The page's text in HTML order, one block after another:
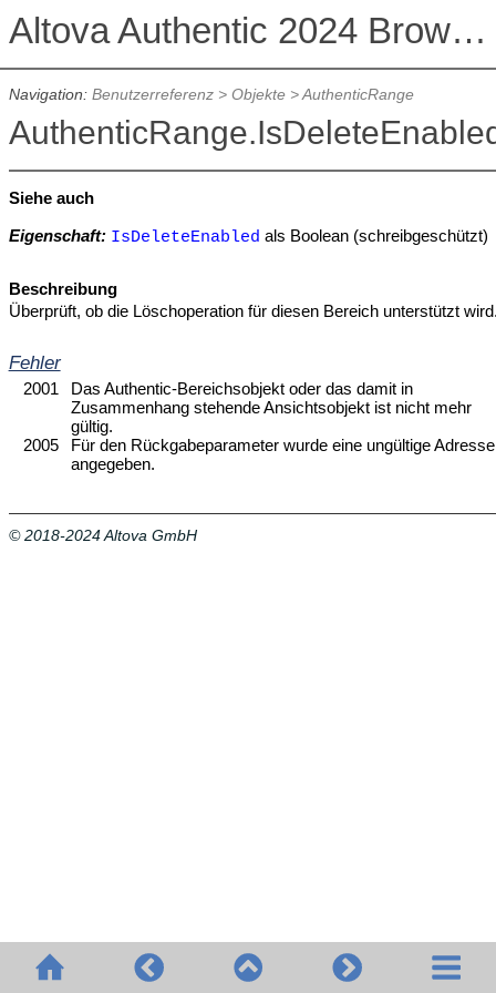
Altova Authentic 2024 Browser Edition
Navigation: Benutzerreferenz> Objekte>AuthenticRange
Siehe auch
Eigenschaft: IsDeleteEnabled als Boolean (schreibgeschützt)
Beschreibung
Überprüft, ob die Löschoperation für diesen Bereich unterstützt
Fehler
2001
Das Authentic-Bereichsobjekt oder das damit in
Zusammenhang stehende Ansichtsobjekt ist nicht mehr
gültig.
2005
Für den Rückgabeparameter wurde eine ungültige Adresse
angegeben.
© 2018-2024 Altova GmbH